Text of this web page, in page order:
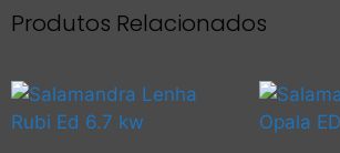
Produtos Relacionados